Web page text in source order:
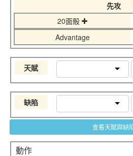
先攻
20面骰
Advantage
天賦
缺陷
查看天賦與缺
動作